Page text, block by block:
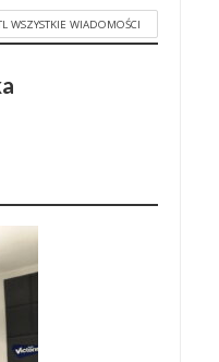
WSZYSTKIE WIADOMOŚCI